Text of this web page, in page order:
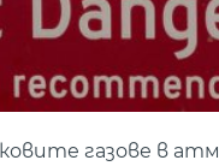
газове в